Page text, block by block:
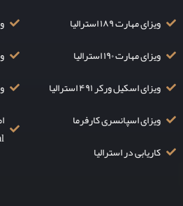
ویزای مهارت ۱۸۹ استرالیا
ویزای مهارت ۱۹۰ استرالیا
ویزای اسکیل ورکر ۴۹۱ استرالیا
ویزای اسپانسری کارفرما
کاریابی در استرالیا